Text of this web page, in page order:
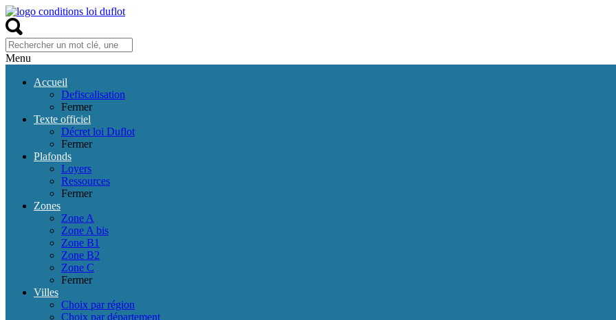
Menu
Accueil
Defiscalisation
Fermer
Texte officiel
Décret loi Duflot
Fermer
Plafonds
Loyers
Ressources
Fermer
Zones
Zone A
Zone A bis
Zone B1
Zone B2
Zone C
Fermer
Villes
Choix par région
Choix par département